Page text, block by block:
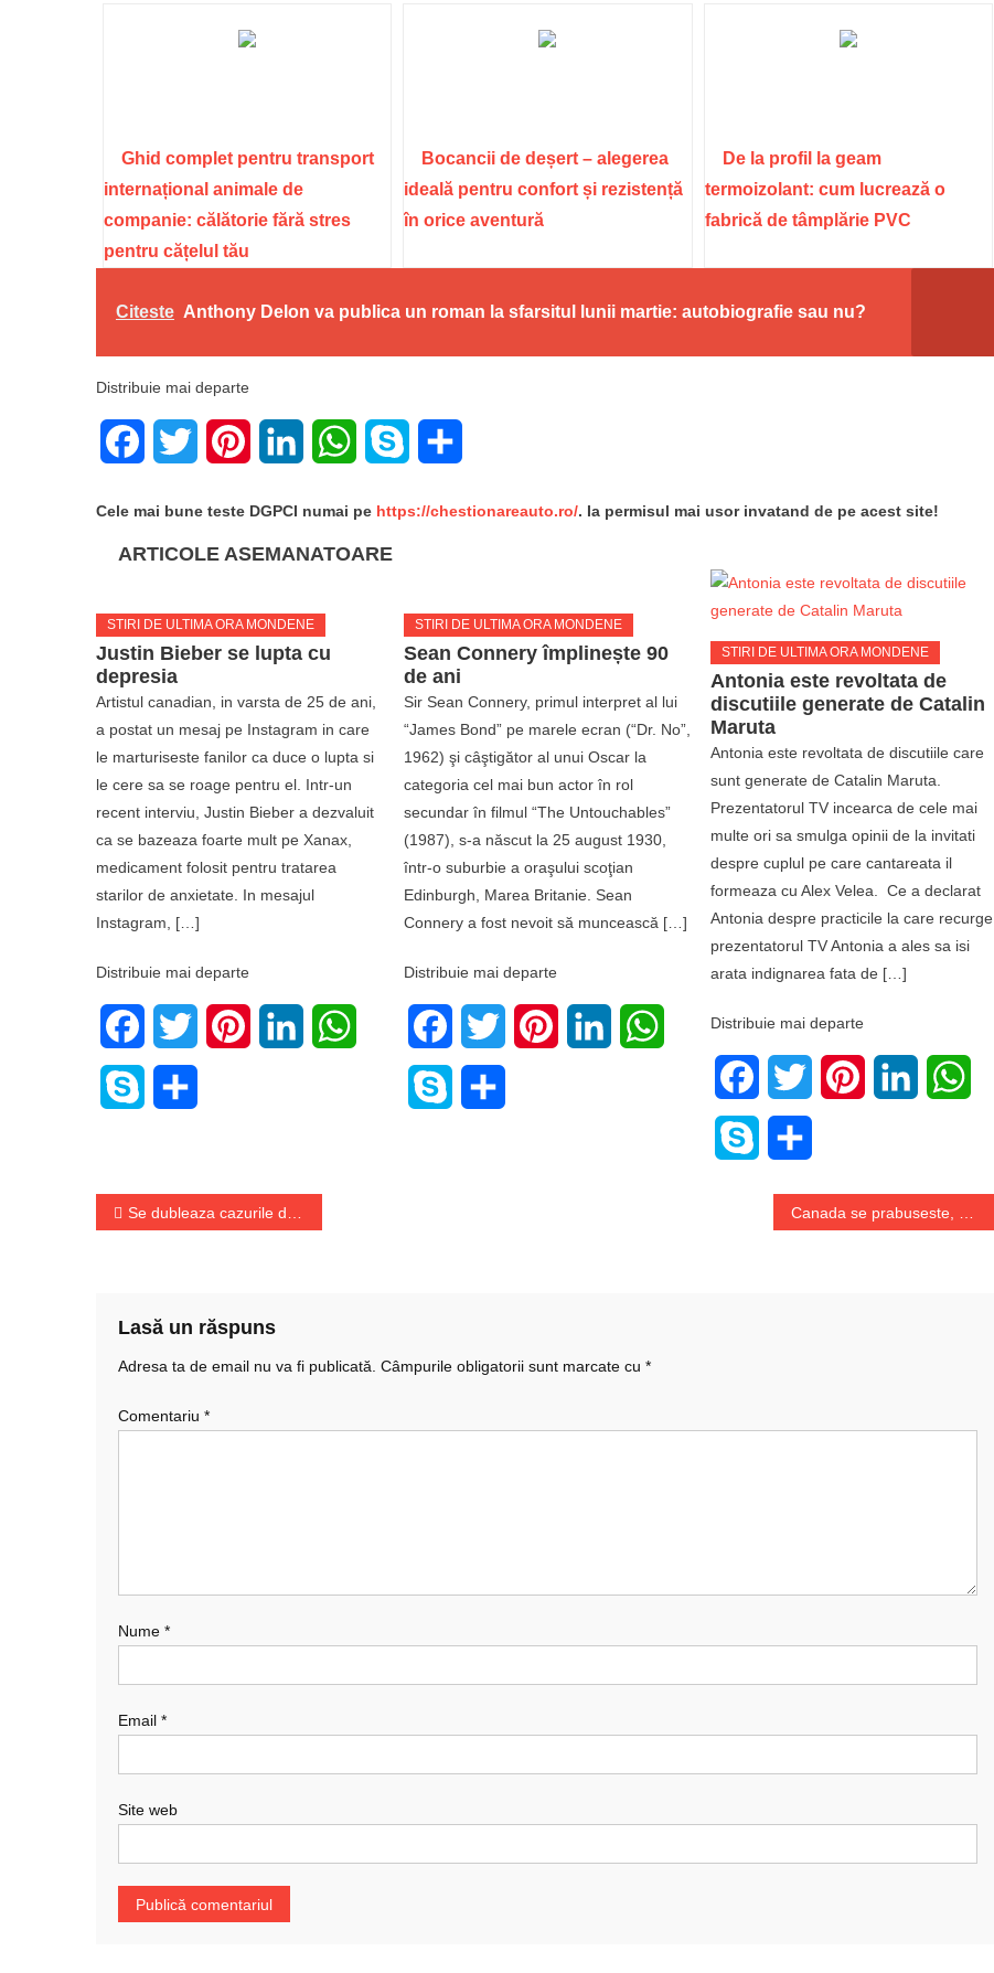
Ghid complet pentru transport
internațional animale de
companie: călătorie fără stres
pentru cățelul tău
Bocancii de deșert – alegerea
ideală pentru confort și rezistență
în orice aventură
De la profil la geam
termoizolant: cum lucrează o
fabrică de tâmplărie PVC
Citeste Anthony Delon va publica un roman la sfarsitul lunii martie: autobiografie sau nu?
Distribuie mai departe
FacebookTwitter PinterestLinkedIn WhatsAppSkype
Cele mai bune teste DGPCI numai pe https://chestionareauto.ro/. Ia permisul mai usor invatand de pe acest site!
ARTICOLE ASEMANATOARE
STIRI DE ULTIMA ORA MONDENE
Justin Bieber se lupta cu
depresia
Artistul canadian, in varsta de 25 de ani,
a postat un mesaj pe Instagram in care
le marturiseste fanilor ca duce o lupta si
le cere sa se roage pentru el. Intr-un
recent interviu, Justin Bieber a dezvaluit
ca se bazeaza foarte mult pe Xanax,
medicament folosit pentru tratarea
starilor de anxietate. In mesajul
Instagram, […]
Distribuie mai departe
FacebookTwitter PinterestLinkedIn WhatsApp
Skype
STIRI DE ULTIMA ORA MONDENE
Sean Connery împlinește 90
de ani
Sir Sean Connery, primul interpret al lui
“James Bond” pe marele ecran (“Dr. No”,
1962) şi câştigător al unui Oscar la
categoria cel mai bun actor în rol
secundar în filmul “The Untouchables”
(1987), s-a născut la 25 august 1930,
într-o suburbie a oraşului scoţian
Edinburgh, Marea Britanie. Sean
Connery a fost nevoit să muncească […]
Distribuie mai departe
FacebookTwitter PinterestLinkedIn WhatsApp
Skype
STIRI DE ULTIMA ORA MONDENE
Antonia este revoltata de
discutiile generate de Catalin
Maruta
Antonia este revoltata de discutiile care
sunt generate de Catalin Maruta.
Prezentatorul TV incearca de cele mai
multe ori sa smulga opinii de la invitati
despre cuplul pe care cantareata il
formeaza cu Alex Velea. Ce a declarat
Antonia despre practicile la care recurge
prezentatorul TV Antonia a ales sa isi
arata indignarea fata de […]
Distribuie mai departe
FacebookTwitter PinterestLinkedIn
Skype
Navigare
Se dubleaza cazurile de COVID in Romania; iata situatia din lume
Lasă un răspuns
Adresa ta de email nu va fi publicată. Câmpurile obligatorii sunt marcate cu *
Comentariu *
Nume *
Email *
Site web